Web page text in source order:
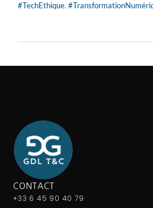
#TechEthique,
CONTACT
+33 6 45 90 40 79